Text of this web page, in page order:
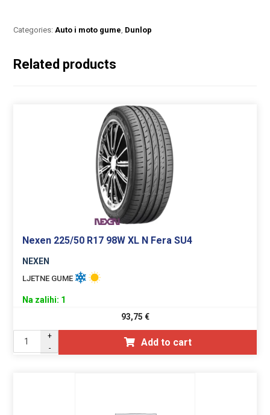
Categories:Auto i moto gume, Dunlop
Related products
Nexen 225/50 R17 98W XL N Fera SU4
NEXEN
LJETNE GUME
Na zalihi: 1
93,75 €
+
-
Add to cart